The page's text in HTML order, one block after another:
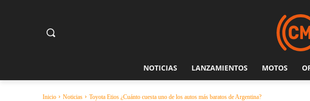
NOTICIAS LANZAMIENTOS MOTOS
Inicio Noticias Toyota Etios ¿Cuánto cuesta uno de los autos más baratos de Argentina?